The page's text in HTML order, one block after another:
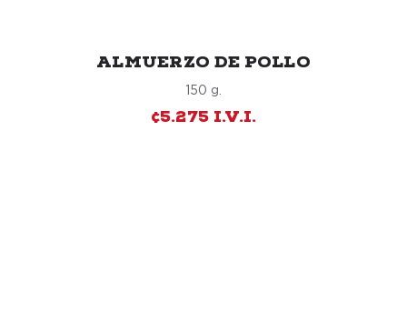
ALMUERZO DE POLLO
150 g.
¢5.275 I.V.I.